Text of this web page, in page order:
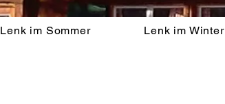
Lenk im Sommer Lenk im Winter